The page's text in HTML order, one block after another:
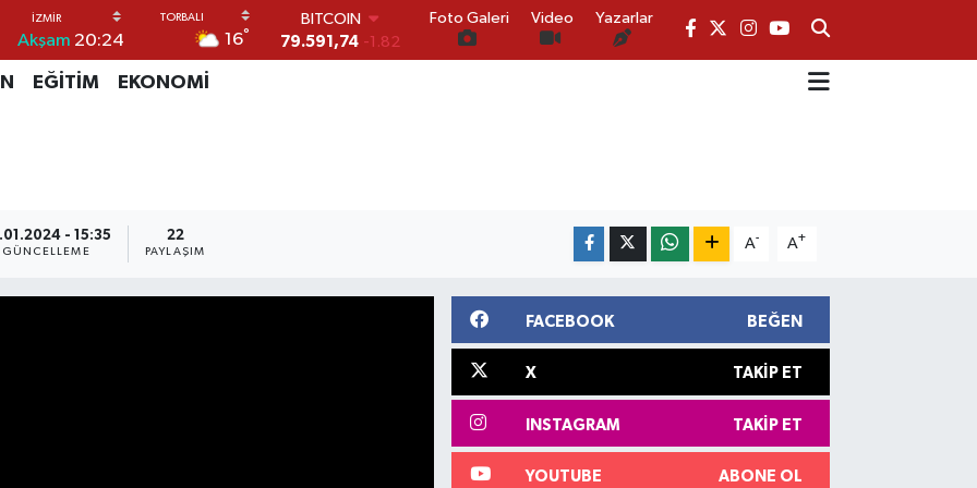
Akşam 20:24 16°
BITCOIN
79.591,74 -1.82
DOLAR
Foto Galeri Video Yazarlar
EĞİTİM EKONOMİ
- 15:35
GÜNCELLEME
22
PAYLAŞIM
A- A+
FACEBOOK BEĞEN
X TAKIP ET
INSTAGRAM TAKIP ET
YOUTUBE ABONE OL